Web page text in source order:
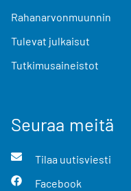
Rahanarvonmuunnin
Tulevat julkaisut
Tutkimusaineistot
Seuraa meitä
Tilaa uutisviesti
Facebook